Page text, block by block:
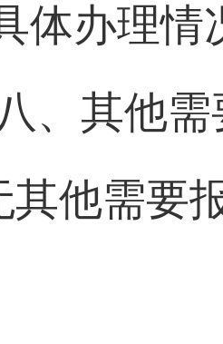
体办理情
、其他
其他需要